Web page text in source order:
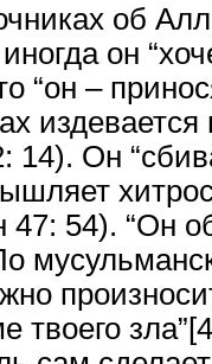
об
он
“он –
Он
47: 54). “Он
твоего